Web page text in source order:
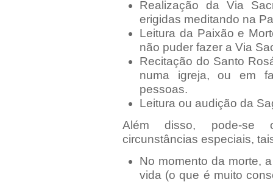
Realização da Via
erigidas meditando na
Leitura da Paixão e
não puder fazer a Via
Recitação do Santo
numa igreja, ou em
pessoas.
Leitura ou audição da
Além disso, pode-se
circunstâncias especiais,
No momento da morte,
vida (o que é muito